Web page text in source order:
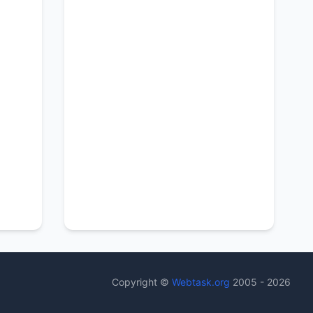
Copyright © Webtask.org 2005 - 2026